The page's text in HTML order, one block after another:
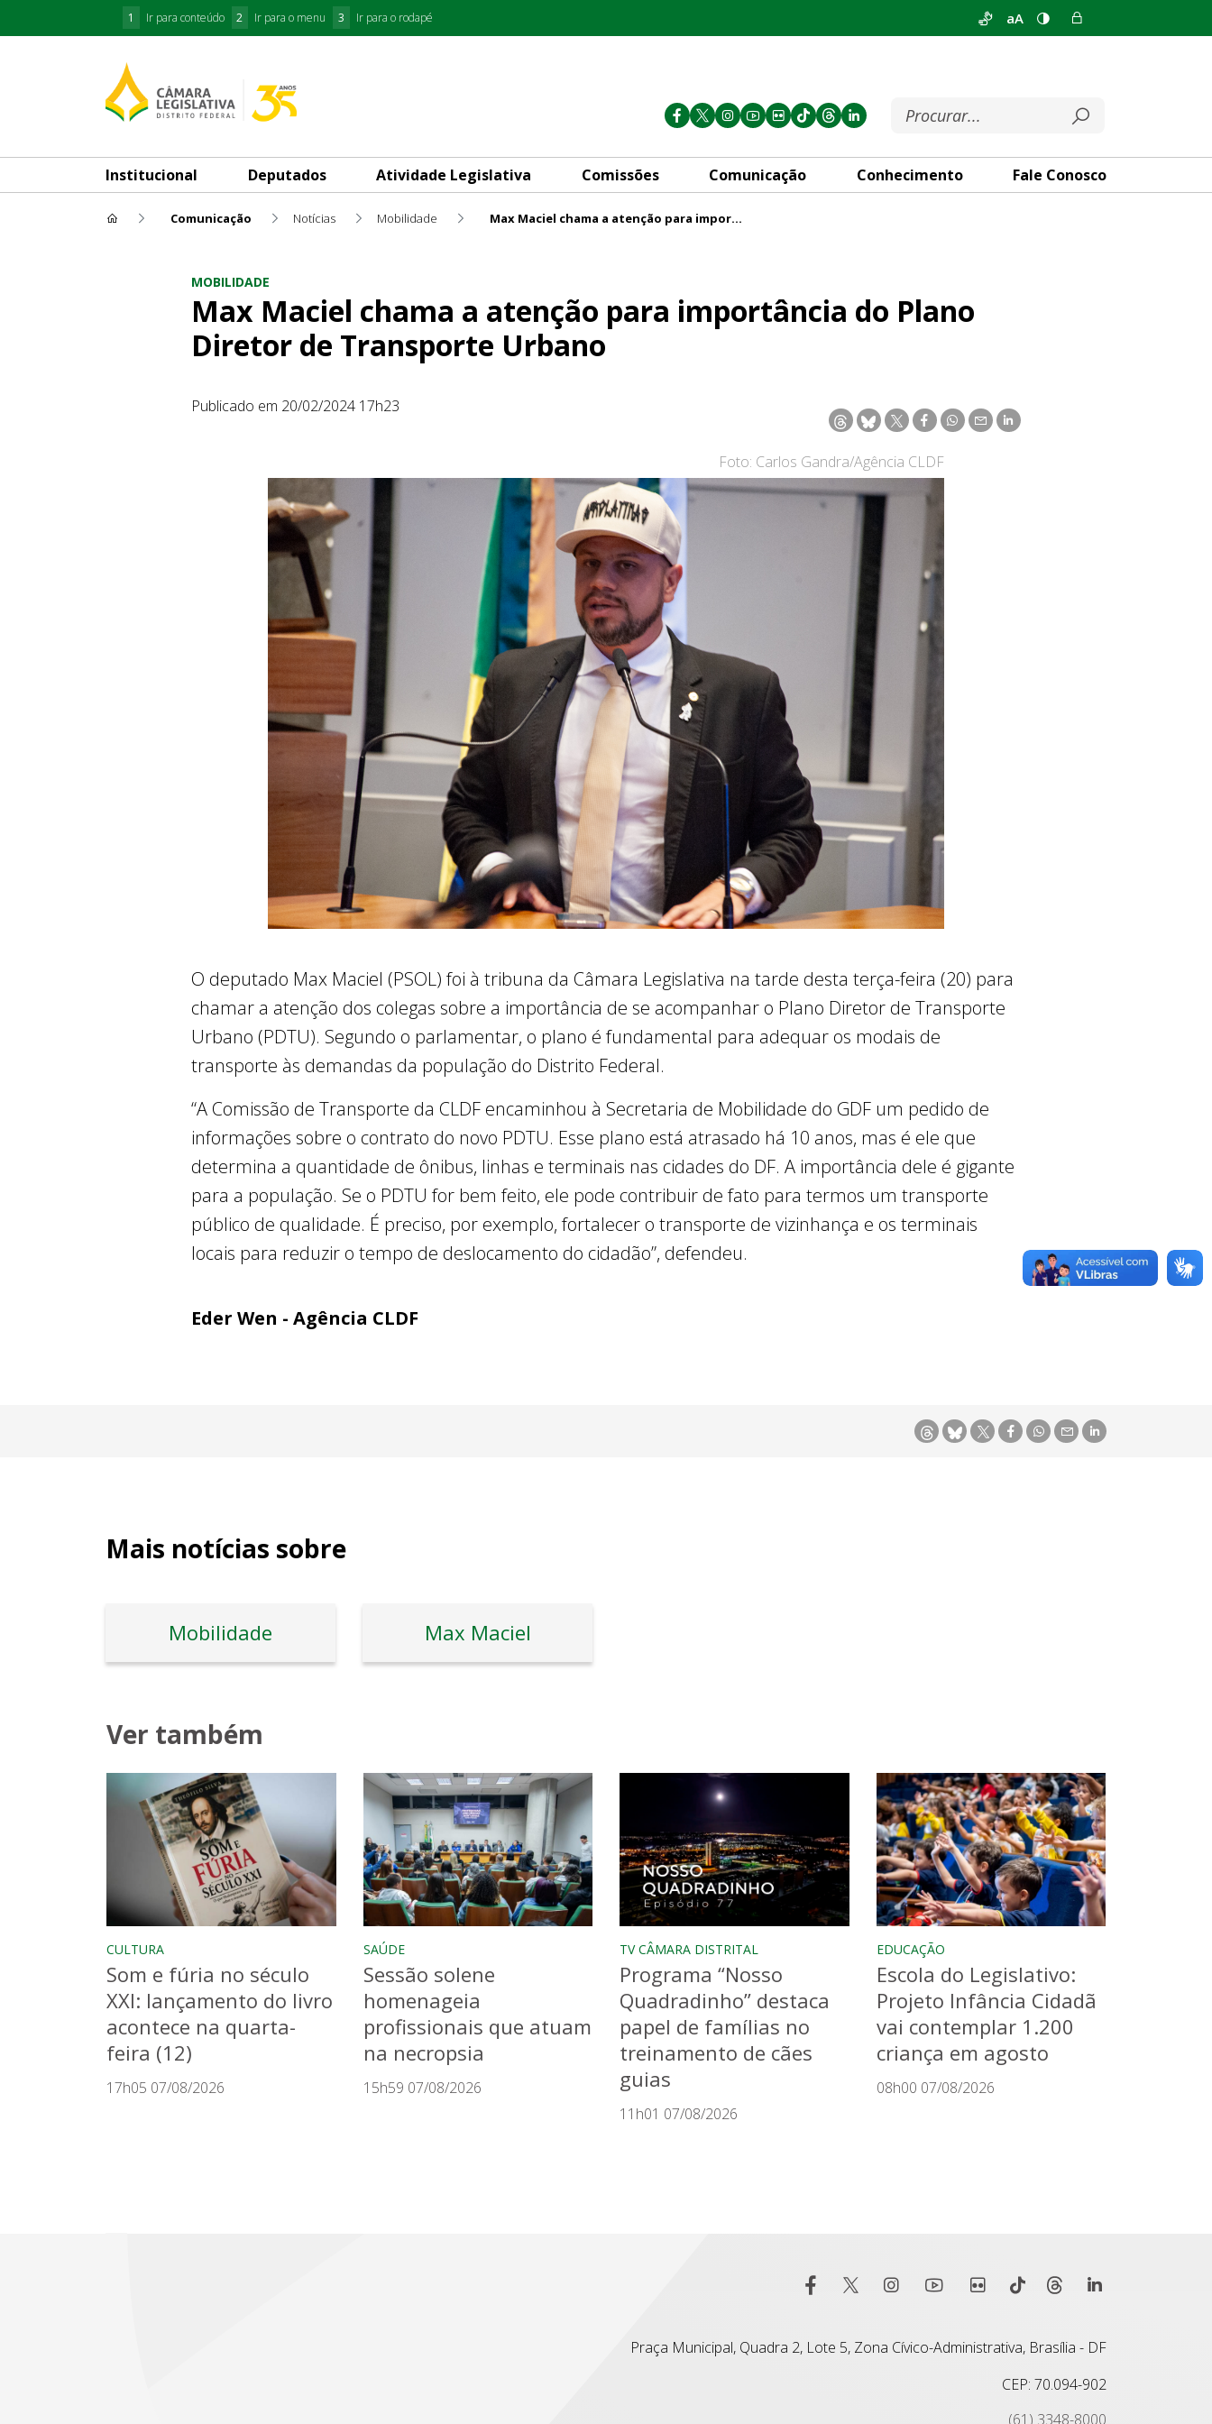
1 Ir para conteúdo 2 Ir para o menu 3 Ir para o rodapé aA
Institucional Deputados Atividade Legislativa Comissões Comunicação Conhecimento Fale Conosco
Comunicação Notícias Mobilidade Max Maciel chama a atenção para importância do Plano Diretor de Transporte Urbano
MOBILIDADE
Max Maciel chama a atenção para importância do Plano
Diretor de Transporte Urbano
Publicado em 20/02/2024 17h23
Foto: Carlos Gandra/Agência CLDF
O deputado Max Maciel (PSOL) foi à tribuna da Câmara Legislativa na tarde desta terça-feira (20) para
chamar a atenção dos colegas sobre a importância de se acompanhar o Plano Diretor de Transporte
Urbano (PDTU). Segundo o parlamentar, o plano é fundamental para adequar os modais de
transporte às demandas da população do Distrito Federal.
“A Comissão de Transporte da CLDF encaminhou à Secretaria de Mobilidade do GDF um pedido de
informações sobre o contrato do novo PDTU. Esse plano está atrasado há 10 anos, mas é ele que
determina a quantidade de ônibus, linhas e terminais nas cidades do DF. A importância dele é gigante
para a população. Se o PDTU for bem feito, ele pode contribuir de fato para termos um transporte
público de qualidade. É preciso, por exemplo, fortalecer o transporte de vizinhança e os terminais
locais para reduzir o tempo de deslocamento do cidadão”, defendeu.
Eder Wen - Agência CLDF
Mais notícias sobre
Mobilidade Max Maciel
Ver também
CULTURA
Som e fúria no século
XXI: lançamento do livro
acontece na quarta-
feira (12)
17h05 07/08/2026
SAÚDE
Sessão solene
homenageia
profissionais que atuam
na necropsia
15h59 07/08/2026
TV CÂMARA DISTRITAL
Programa “Nosso
Quadradinho” destaca
papel de famílias no
treinamento de cães
guias
11h01 07/08/2026
EDUCAÇÃO
Escola do Legislativo:
Projeto Infância Cidadã
vai contemplar 1.200
criança em agosto
08h00 07/08/2026
Praça Municipal, Quadra 2, Lote 5, Zona Cívico-Administrativa, Brasília - DF
CEP: 70.094-902
(61) 3348-8000